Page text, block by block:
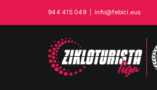
944 415 049 info@febici.eus